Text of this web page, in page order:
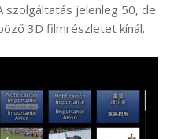
szolgáltatás jelenleg 50, de
3D filmrészletet kínál.